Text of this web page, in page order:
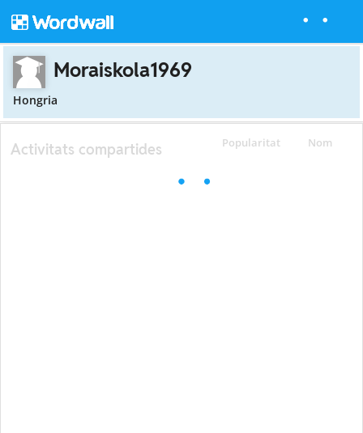
Moraiskola1969
Hongria
Popularitat Nom
Activitats compartides